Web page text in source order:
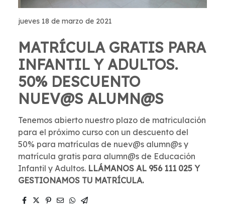
jueves 18 de marzo de 2021
MATRÍCULA GRATIS PARA
INFANTIL Y ADULTOS.
50% DESCUENTO
NUEV@S ALUMN@S
Tenemos abierto nuestro plazo de matriculación
para el próximo curso con un descuento del
50% para matrículas de nuev@s alumn@s y
matrícula gratis para alumn@s de Educación
Infantil y Adultos. LLÁMANOS AL 956 111 025 Y
GESTIONAMOS TU MATRÍCULA.